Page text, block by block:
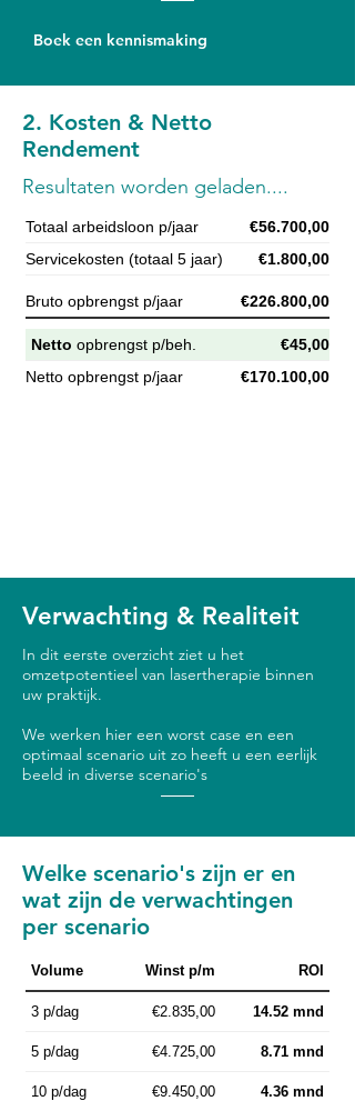
Boek een kennismaking
2. Kosten & Netto
Rendement
Resultaten worden geladen....
Totaal arbeidsloon p/jaar
€56.700,00
Servicekosten (totaal 5 jaar)
€1.800,00
Bruto opbrengst p/jaar €226.800,00
Netto opbrengst p/beh.
€45,00
Netto opbrengst p/jaar
€170.100,00
Verwachting & Realiteit
In dit eerste overzicht ziet u het
omzetpotentieel van lasertherapie binnen
uw praktijk.
We werken hier een worst case en een
optimaal scenario uit zo heeft u een eerlijk
beeld in diverse scenario's
Welke scenario's zijn er en
wat zijn de verwachtingen
per scenario
Volume Winst p/m ROI
3 p/dag €2.835,00 14.52 mnd
5 p/dag €4.725,00 8.71 mnd
10 p/dag €9.450,00 4.36 mnd